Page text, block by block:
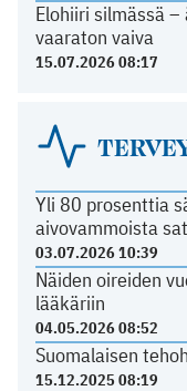
Elohiiri silmässä
vaaraton vaiva
15.07.2026 08:17
Yli 80 prosenttia
aivovammoista
03.07.2026 10:39
Näiden oireiden
lääkäriin
04.05.2026 08:52
Suomalaisen
15.12.2025 08:19